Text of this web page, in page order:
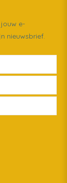
e-
nieuwsbrief.